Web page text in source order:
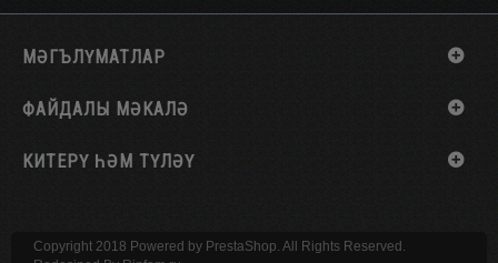
МӘГЪЛҮМАТЛАР
ФАЙДАЛЫ МӘКАЛӘ
КИТЕРҮ ҺӘМ ТҮЛӘҮ
Copyright 2018 Powered by PrestaShop. All Rights Reserved.